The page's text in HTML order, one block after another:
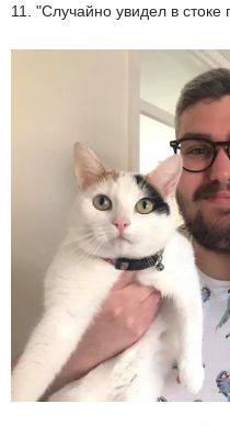
11. "Случайно увидел в